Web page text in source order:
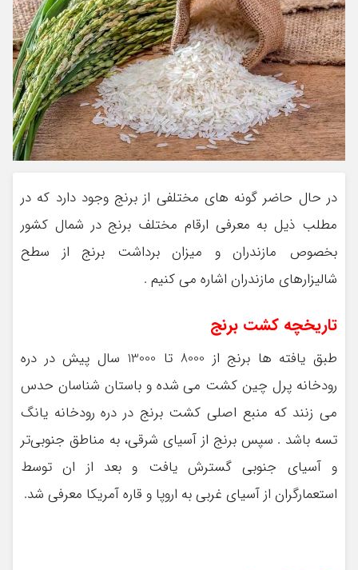
در حال حاضر گونه های مختلفی از برنج وجود دارد که در
مطلب ذیل به معرفی ارقام مختلف برنج در شمال کشور
بخصوص مازندران و میزان برداشت برنج از سطح
شالیزارهای مازندران اشاره می کنیم .
تاریخچه کشت برنج
طبق یافته ها برنج از 8000 تا 13000 سال پیش در دره
رودخانه پرل چین کشت می شده و باستان شناسان حدس
می زنند که منبع اصلی کشت برنج در دره رودخانه یانگ
تسه باشد . سپس برنج از آسیای شرقی، به مناطق جنوبی‌تر
و آسیای جنوبی گسترش یافت و بعد از ان توسط
استعمارگران از آسیای غربی به اروپا و قاره آمریکا معرفی شد.